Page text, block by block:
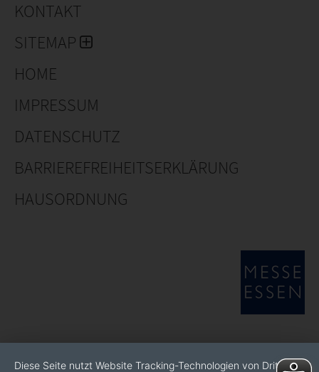
KONTAKT
SITEMAP
HOME
IMPRESSUM
DATENSCHUTZ
BARRIEREFREIHEITSERKLÄRUNG
HAUSORDNUNG
Diese Seite nutzt Website Tracking-Technologien von Dritten,